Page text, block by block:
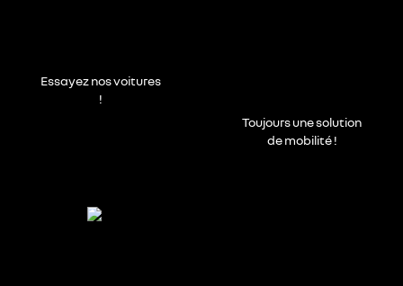
Essayez nos voitures
!
Toujours une solution
de mobilité !